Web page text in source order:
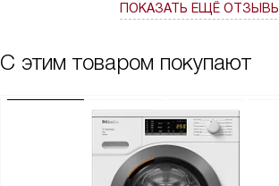
ПОКАЗАТЬ ЕЩЁ ОТЗЫВЫ
С этим товаром покупают